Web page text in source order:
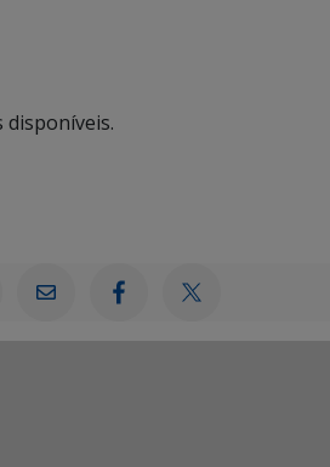
disponíveis.